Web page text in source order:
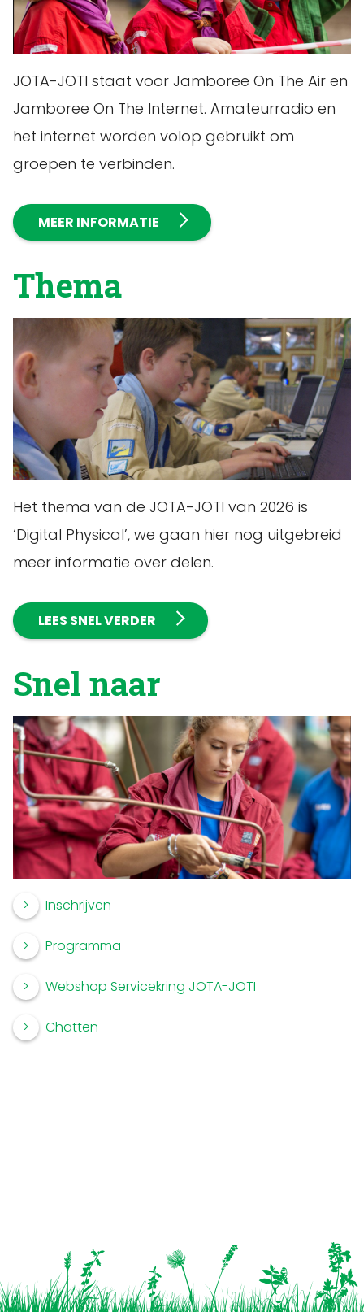
JOTA-JOTI staat voor Jamboree On The Air en
Jamboree On The Internet. Amateurradio en
het internet worden volop gebruikt om
groepen te verbinden.
MEER INFORMATIE
Thema
Het thema van de JOTA-JOTI van 2026 is
‘Digital Physical’, we gaan hier nog uitgebreid
meer informatie over delen.
LEES SNEL VERDER
Snel naar
Inschrijven
Programma
Webshop Servicekring JOTA-JOTI
Chatten